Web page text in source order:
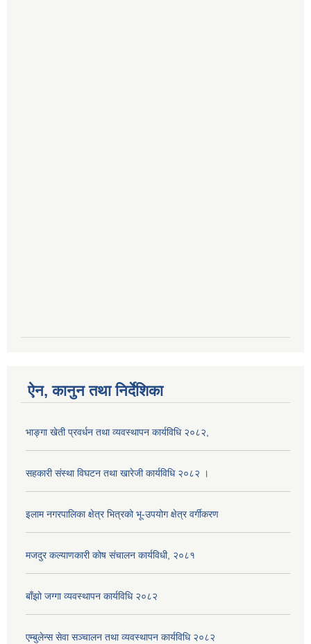
ऐन, कानुन तथा निर्देशिका
भाङ्गा खेती प्रवर्धन तथा व्यवस्थापन कार्यविधि २०८२,
सहकारी संस्था विघटन तथा खारेजी कार्यविधि २०८२ ।
इलाम नगरपालिका क्षेत्र भित्रको भू-उपयोग क्षेत्र वर्गीकरण
मजदुर कल्याणकारी कोष संचालन कार्यविधी, २०८१
बाँझो जग्गा व्यवस्थापन कार्यविधि २०८२
एम्बुलेन्स सेवा सञ्चालन तथा व्यवस्थापन कार्यविधि २०८२